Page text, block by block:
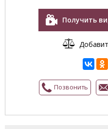
Получить
Позвонить